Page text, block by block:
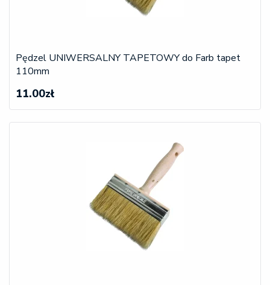
Pędzel UNIWERSALNY TAPETOWY do Farb tapet
110mm
11.00zł